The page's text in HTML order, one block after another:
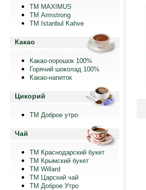
ТМ MAXIMUS
ТМ Armstrong
TM Istanbul Kahve
Какао
Какао-порошок 100%
Горячий шоколад 100%
Какао-напиток
Цикорий
ТМ Доброе утро
Чай
ТМ Краснодарский букет
ТМ Крымский букет
ТМ Willard
ТМ Царский чай
ТМ Доброе Утро